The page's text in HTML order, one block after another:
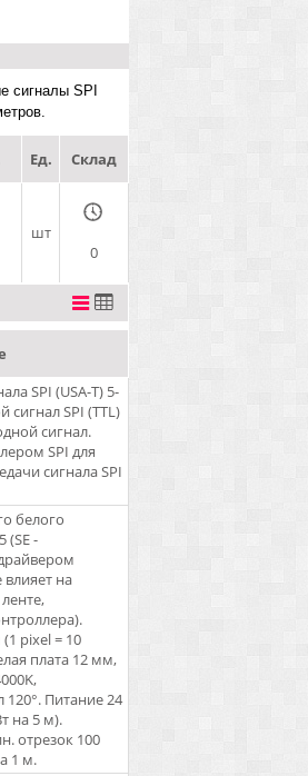
сигналы SPI
Ед.
Склад
шт
0
SPI (USA-T) 5-
сигнал SPI (TTL)
сигнал.
SPI для
сигнала SPI
белого
(SE -
влияет на
pixel = 10
плата 12 мм,
120°. Питание 24
на 5 м).
отрезок 100
1 м.